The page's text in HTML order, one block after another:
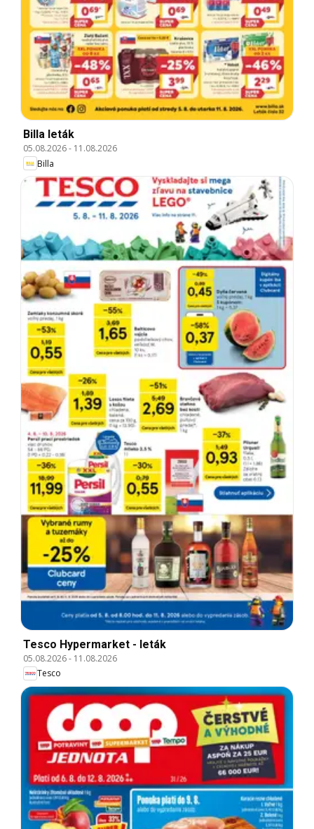
Billa leták
05.08.2026- 11.08.2026
Billa
Tesco Hypermarket - leták
05.08.2026- 11.08.2026
Tesco